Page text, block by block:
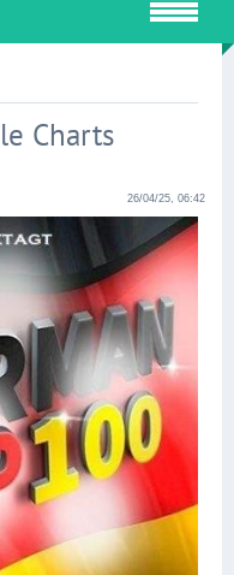
Charts
26/04/25, 06:42